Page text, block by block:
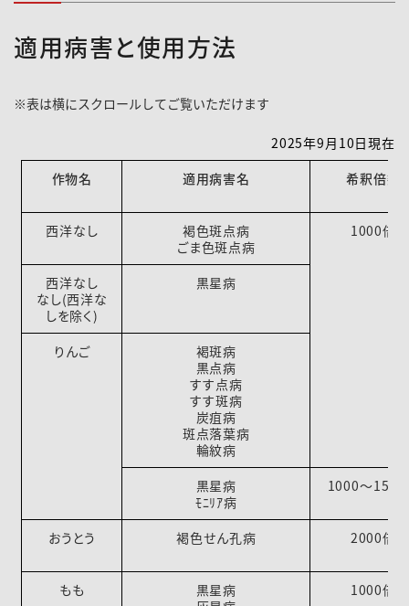
適用病害と使用方法
2025年9月10日現在
作物名
適用病害名 希釈倍数
西洋なし
褐色斑点病
ごま色斑点病
1000倍
西洋なし
なし(西洋な
しを除く)
黒星病
りんご
褐斑病
黒点病
すす点病
すす斑病
炭疽病
斑点落葉病
輪紋病
黒星病
ﾓﾆﾘｱ病
1000～1500
おうとう 褐色せん孔病 2000倍
もも
黒星病
1000倍